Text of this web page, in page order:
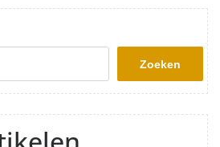
Zoeken